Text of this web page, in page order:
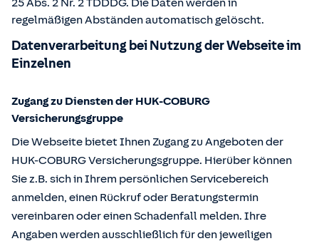
25 Abs. 2 Nr. 2 TDDDG. Die Daten werden in
regelmäßigen Abständen automatisch gelöscht.
Datenverarbeitung bei Nutzung der Webseite im
Einzelnen
Zugang zu Diensten der HUK-COBURG
Versicherungsgruppe
Die Webseite bietet Ihnen Zugang zu Angeboten der
HUK-COBURG Versicherungsgruppe. Hierüber können
Sie z.B. sich in Ihrem persönlichen Servicebereich
anmelden, einen Rückruf oder Beratungstermin
vereinbaren oder einen Schadenfall melden. Ihre
Angaben werden ausschließlich für den jeweiligen